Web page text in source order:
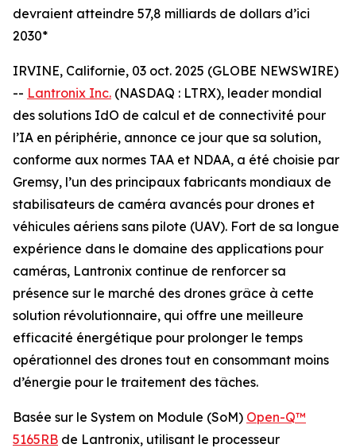
devraient atteindre 57,8 milliards de dollars d’ici
2030*
IRVINE, Californie, 03 oct. 2025 (GLOBE NEWSWIRE)
-- Lantronix Inc. (NASDAQ : LTRX), leader mondial
des solutions IdO de calcul et de connectivité pour
l’IA en périphérie, annonce ce jour que sa solution,
conforme aux normes TAA et NDAA, a été choisie par
Gremsy, l’un des principaux fabricants mondiaux de
stabilisateurs de caméra avancés pour drones et
véhicules aériens sans pilote (UAV). Fort de sa longue
expérience dans le domaine des applications pour
caméras, Lantronix continue de renforcer sa
présence sur le marché des drones grâce à cette
solution révolutionnaire, qui offre une meilleure
efficacité énergétique pour prolonger le temps
opérationnel des drones tout en consommant moins
d’énergie pour le traitement des tâches.
Basée sur le System on Module (SoM) Open-Q™
5165RB de Lantronix, utilisant le processeur